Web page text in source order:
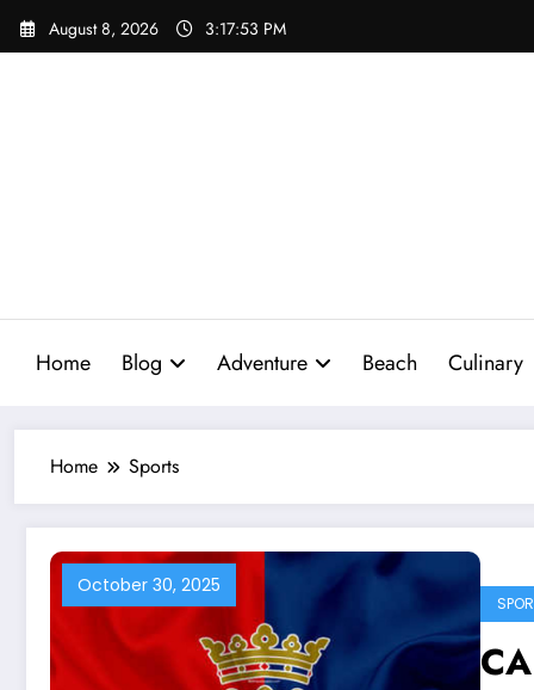
Skip
August 8, 2026 3:17:54 PM
Home Blog Adventure Beach Culinary
Home Sports
October 30, 2025